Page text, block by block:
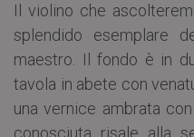
Il violino che
splendido esemplare
maestro. Il fondo è in
tavola in abete con
una vernice ambrata
conosciuta risale alla